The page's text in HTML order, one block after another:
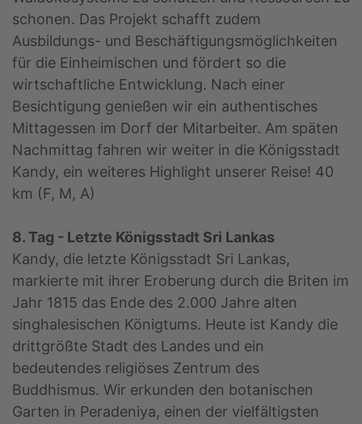
schonen. Das Projekt schafft zudem
Ausbildungs- und Beschäftigungsmöglichkeiten
für die Einheimischen und fördert so die
wirtschaftliche Entwicklung. Nach einer
Besichtigung genießen wir ein authentisches
Mittagessen im Dorf der Mitarbeiter. Am späten
Nachmittag fahren wir weiter in die Königsstadt
Kandy, ein weiteres Highlight unserer Reise! 40
km (F, M, A)
8. Tag - Letzte Königsstadt Sri Lankas
Kandy, die letzte Königsstadt Sri Lankas,
markierte mit ihrer Eroberung durch die Briten im
Jahr 1815 das Ende des 2.000 Jahre alten
singhalesischen Königtums. Heute ist Kandy die
drittgrößte Stadt des Landes und ein
bedeutendes religiöses Zentrum des
Buddhismus. Wir erkunden den botanischen
Garten in Peradeniya, einen der vielfältigsten